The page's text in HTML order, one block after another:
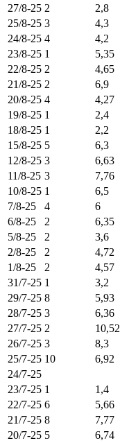
27/8-25 2 2,8
25/8-25 3 4,3
24/8-25 4 4,2
23/8-25 1 5,35
22/8-25 2 4,65
21/8-25 2 6,9
20/8-25 4 4,27
19/8-25 1 2,4
18/8-25 1 2,2
15/8-25 5 6,3
12/8-25 3 6,63
11/8-25 3 7,76
10/8-25 1 6,5
7/8-25
4 6
6/8-25
2 6,35
5/8-25
2 3,6
2/8-25
2 4,72
1/8-25
2 4,57
31/7-25 1 3,2
29/7-25 8 5,93
28/7-25 3 6,36
27/7-25 2 10,52
26/7-25 3 8,3
25/7-25 10 6,92
24/7-25
23/7-25 1 1,4
22/7-25 6 5,66
21/7-25 8 7,77
20/7-25 5 6,74